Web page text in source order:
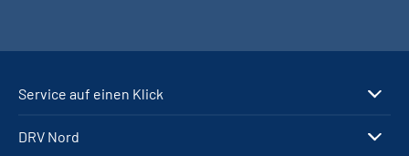
Service auf einen Klick
DRV Nord